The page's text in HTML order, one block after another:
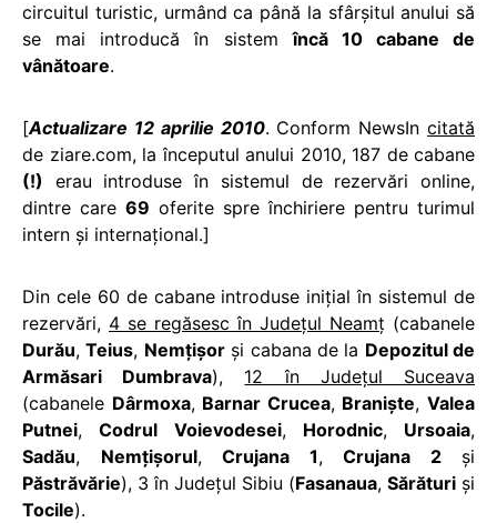
circuitul turistic, urmând ca până la sfârşitul anului să
se mai introducă în sistemîncă 10 cabane de
vânătoare.
[Actualizare 12 aprilie 2010. Conform NewsIn citată
de ziare.com, la începutul anului 2010, 187 de cabane
(!) erau introduse în sistemul de rezervări online,
dintre care 69 oferite spre închiriere pentru turimul
intern şi internaţional.]
Din cele 60 de cabane introduse iniţial în sistemul de
rezervări, 4 se regăsesc în Judeţul Neamţ (cabanele
Durău,Teius, Nemţişorşi cabana de la Depozitul de
Armăsari Dumbrava), 12 în Judeţul Suceava
(cabanele Dârmoxa, Barnar Crucea, Branişte,Valea
Putnei,Codrul Voievodesei, Horodnic, Ursoaia,
Sadău, Nemţişorul, Crujana 1, Crujana 2şi
Păstrăvărie), 3 în Judeţul Sibiu (Fasanaua, Sărături şi
Tocile).